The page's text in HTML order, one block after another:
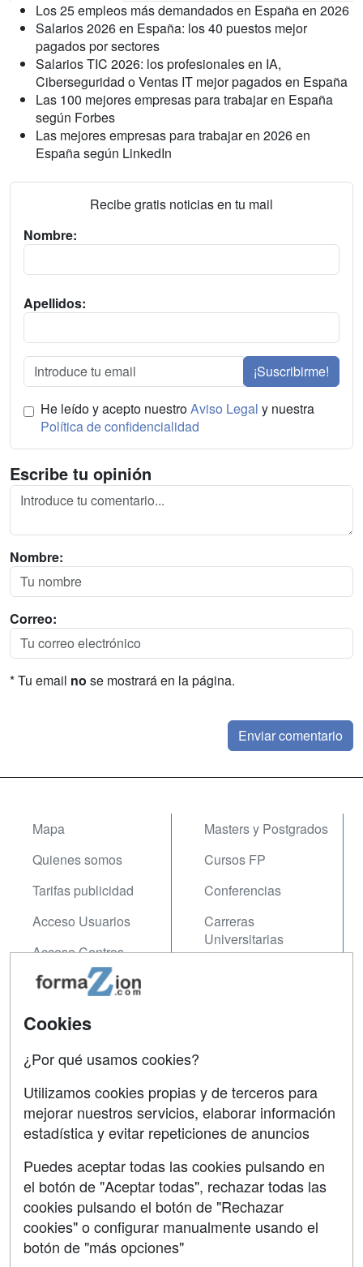
Los 25 empleos más demandados en España en 2026
Salarios 2026 en España: los 40 puestos mejor
pagados por sectores
Salarios TIC 2026: los profesionales en IA,
Ciberseguridad o Ventas IT mejor pagados en España
Las 100 mejores empresas para trabajar en España
según Forbes
Las mejores empresas para trabajar en 2026 en
España según LinkedIn
Recibe gratis noticias en tu mail
Nombre:
Apellidos:
¡Suscribirme!
He leído y acepto nuestroAviso Legal y nuestra
Política de confidencialidad
Escribe tu opinión
Nombre:
Correo:
* Tu email no se mostrará en la página.
Mapa
Quienes somos
Tarifas publicidad
Acceso Usuarios
Acceso Centros
Masters y Postgrados
Cursos FP
Conferencias
Carreras
Universitarias
Contactar
Copyleft
Grupo formazion:
Cookies
¿Por qué usamos cookies?
Utilizamos cookies propias y de terceros para
mejorar nuestros servicios, elaborar información
estadística y evitar repeticiones de anuncios
Puedes aceptar todas las cookies pulsando en
el botón de "Aceptar todas", rechazar todas las
cookies pulsando el botón de "Rechazar
cookies" o configurar manualmente usando el
botón de "más opciones"